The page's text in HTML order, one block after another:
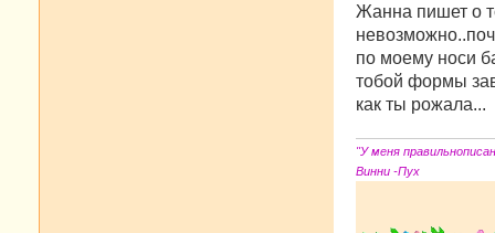
Жанна пишет о
по моему носи
тобой формы
как ты рожала...
"У меня
Винни -Пух